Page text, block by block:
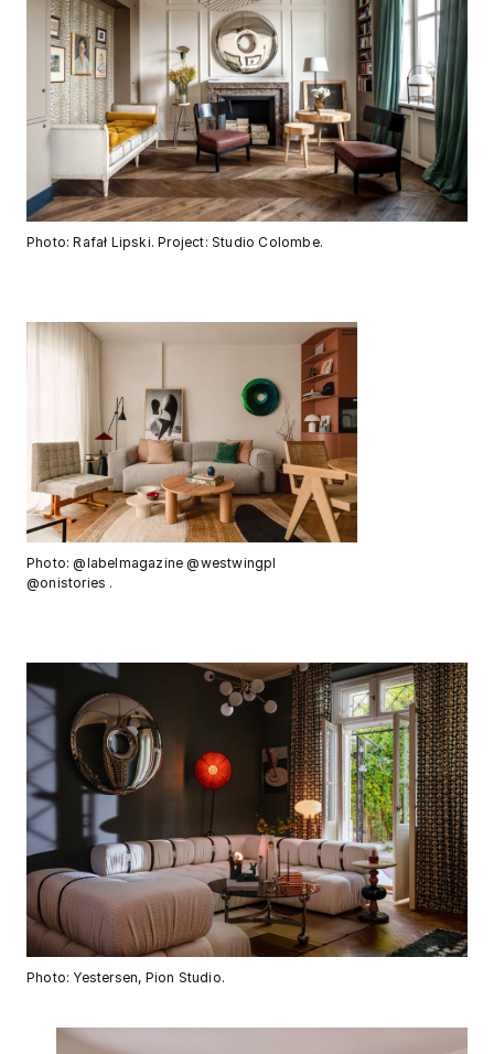
Photo: Rafał Lipski. Project: Studio Colombe.
Photo: @labelmagazine @westwingpl
@onistories .
Photo: Yestersen, Pion Studio.